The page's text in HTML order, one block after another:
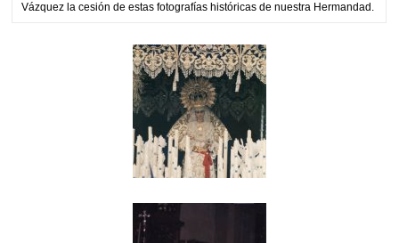
Vázquez la cesión de estas fotografías históricas de nuestra Hermandad.